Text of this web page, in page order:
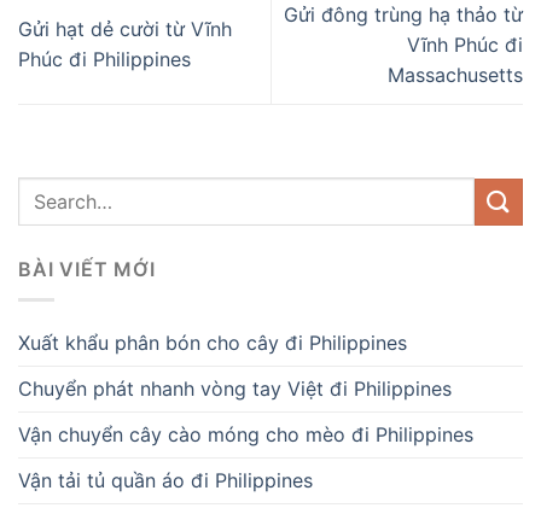
Gửi hạt dẻ cười từ Vĩnh
Phúc đi Philippines
Gửi đông trùng hạ thảo từ
Vĩnh Phúc đi
Massachusetts
BÀI VIẾT MỚI
Xuất khẩu phân bón cho cây đi Philippines
Chuyển phát nhanh vòng tay Việt đi Philippines
Vận chuyển cây cào móng cho mèo đi Philippines
Vận tải tủ quần áo đi Philippines